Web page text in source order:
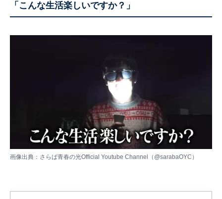
「こんな生活楽しいですか？」
画像出典：さらば青春の光Official Youtube Channel（ @sarabaOYC ）